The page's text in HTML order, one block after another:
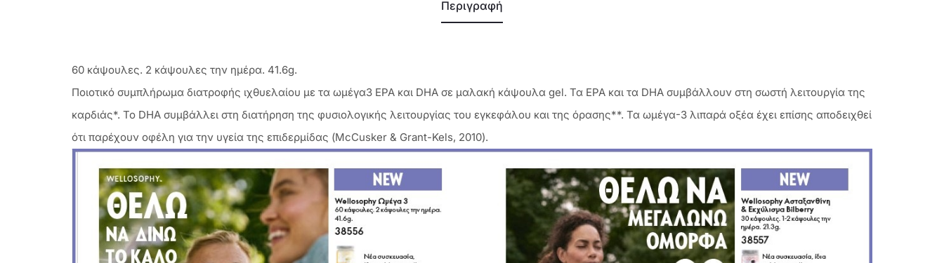
Περιγραφή
60 κάψουλες. 2 κάψουλες την ημέρα. 41.6g.
Ποιοτικό συμπλήρωμα διατροφής ιχθυελαίου με τα ωμέγα3 EPA και DHA σε μαλακή κάψουλα gel. Τα EPA και τα DHA συμβάλλουν στη σωστή λειτουργία της
καρδιάς*. Το DHA συμβάλλει στη διατήρηση της φυσιολογικής λειτουργίας του εγκεφάλου και της όρασης**. Τα ωμέγα-3 λιπαρά οξέα έχει επίσης αποδειχθεί
ότι παρέχουν οφέλη για την υγεία της επιδερμίδας (McCusker & Grant-Kels, 2010).